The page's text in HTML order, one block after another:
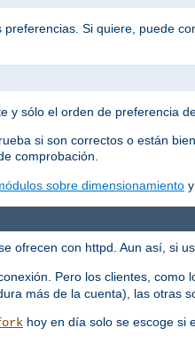
Si quiere, puede
y sólo el orden de preferencia
si son correctos o están
comprobación.
sobre dimensionamiento y
ofrecen con httpd. Aun así, si
Pero los clientes,
más de la cuenta), las otras
hoy en día solo se escoge si